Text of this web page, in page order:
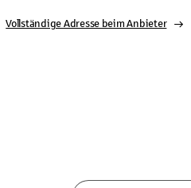
Vollständige Adresse beim Anbieter